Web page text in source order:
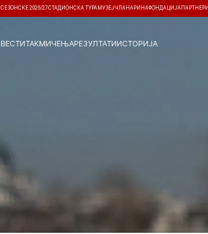
СЕЗОНСКЕ 2026/27СТАДИОНСКА ТУРА МУЗЕЈ ЧЛАНАРИНАФОНДАЦИЈА ПАРТНЕРИ
ВЕСТИТАКМИЧЕЊАРЕЗУЛТАТИИСТОРИЈА